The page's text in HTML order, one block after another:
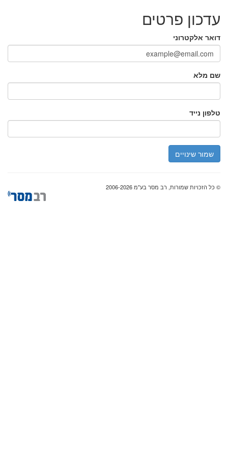
עדכון פרטים
דואר אלקטרוני
שם מלא
טלפון נייד
שמור שינויים
© כל הזכויות שמורות, רב מסר בע"מ 2006-2026